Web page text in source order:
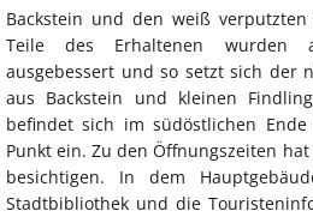
Backstein und den weiß
Teile des Erhaltenen wurden
ausgebessert und so setzt sich der
aus Backstein und kleinen
befindet sich im südöstlichen
Punkt ein. Zu den Öffnungszeiten
besichtigen. In dem
Stadtbibliothek und die